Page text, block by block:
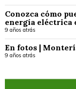
Conozca cómo
energía eléctrica
9 años atrás
En fotos |
9 años atrás